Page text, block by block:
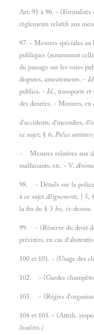
Art. 91 à 96. - (Formalités
règlements relatifs aux
97. - Mesures spéciales
publiques (notamment
du passage sur les voies
disputes, ameutements. -
publics. - Id., transports et
des denrées. - Mesures, en
d'accidents, d'incendies,
ce sujet, § 6, Police
- Mesures relatives aux
malfaisants, etc. - V.
98. - Détails sur la police
à ce sujetAlignements, | 5,
la fin du § 3 bis, ci-dessus.
99. - (Réserve du droit
précitées, en cas
100 et 101. - (Usage des
102. - (Gardes
103. - (Régies
104 et 103. - (Attrih.
localités.)